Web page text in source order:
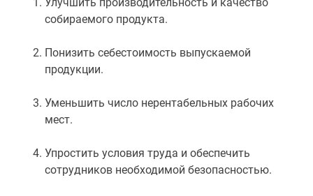
собираемого продукта.
Понизить себестоимость выпускаемой
продукции.
Уменьшить число нерентабельных рабочих
мест.
Упростить условия труда и обеспечить
сотрудников необходимой безопасностью.